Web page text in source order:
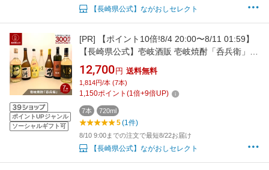
【長崎県公式】ながおしセレクト
ポイントUPジャンル
ソーシャルギフト可
[PR]
【ポイント10倍!8/4 20:00〜8/11 01:59】
【長崎県公式】壱岐酒販 壱岐焼酎「呑兵衛」セ
ット（720ml×7本） | 米寿 お祝い 焼酎 父の日
ギフト 麦 焼酎 プレゼント 母の日 麦飲み比べセ
ット 飲み比べセット プレゼント ギフトセット
12,700 円 送料無料
1,814円/本 (7本)
1,150ポイント (1倍+9倍UP)
7本 720ml
5(1件)
8/10 9:00までの注文で最短8/22お届け
【長崎県公式】ながおしセレクト